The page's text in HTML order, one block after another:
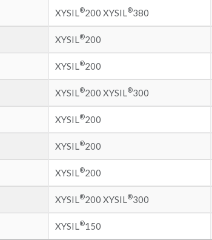
XYSIL ®200 XYSIL ®380
XYSIL ®200
XYSIL ®200
XYSIL ®200 XYSIL ®300
XYSIL ®200
XYSIL ®200
XYSIL ®200
XYSIL ®200 XYSIL ®300
XYSIL ®150